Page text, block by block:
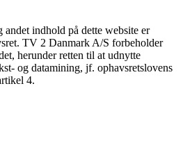
indhold på dette website er
TV 2 Danmark A/S forbeholder
herunder retten til at udnytte
og datamining, jf. ophavsretslovens
4.